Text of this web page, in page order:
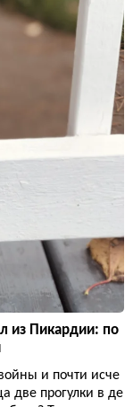
из Пикардии: по
и почти исче
две прогулки в де